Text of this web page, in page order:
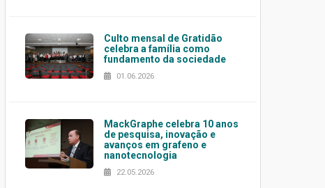
Culto mensal de Gratidão
celebra a família como
fundamento da sociedade
01.06.2026
MackGraphe celebra 10 anos
de pesquisa, inovação e
avanços em grafeno e
nanotecnologia
22.05.2026